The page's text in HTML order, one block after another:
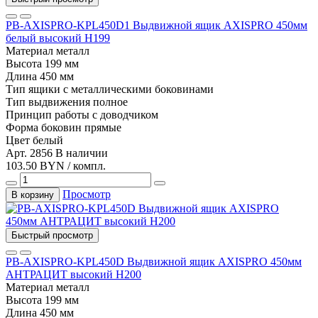
PB-AXISPRO-KPL450D1 Выдвижной ящик AXISPRO 450мм
белый высокий Н199
Материал металл
Высота 199 мм
Длина 450 мм
Тип ящики с металлическими боковинами
Тип выдвижения полное
Принцип работы с доводчиком
Форма боковин прямые
Цвет белый
Арт. 2856 В наличии
103.50 BYN / компл.
В корзину Просмотр
Быстрый просмотр
PB-AXISPRO-KPL450D Выдвижной ящик AXISPRO 450мм
АНТРАЦИТ высокий Н200
Материал металл
Высота 199 мм
Длина 450 мм